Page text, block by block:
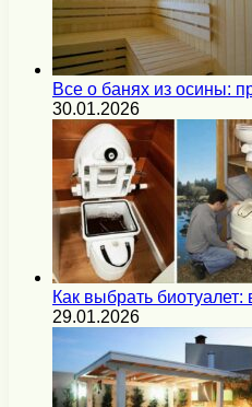
Все о банях из осины:
30.01.2026
Как выбрать биотуалет:
29.01.2026